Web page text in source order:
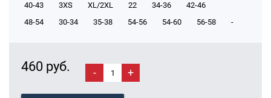
40-43
3XS XL/2XL 22 34-36
42-46
48-54
30-34 35-38 54-56 54-60 56-58 -
460 руб. - +